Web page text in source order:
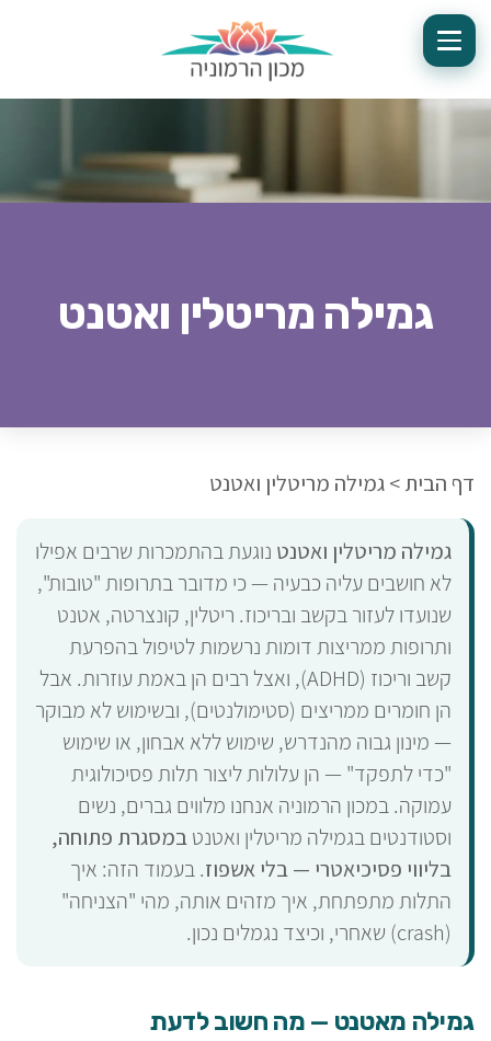
גמילה מריטלין ואטנט
דף הבית>גמילה מריטלין ואטנט
גמילה מריטלין ואטנט נוגעת בהתמכרות שרבים אפילו
לא חושבים עליה כבעיה — כי מדובר בתרופות "טובות",
שנועדו לעזור בקשב ובריכוז. ריטלין, קונצרטה, אטנט
ותרופות ממריצות דומות נרשמות לטיפול בהפרעת
קשב וריכוז (ADHD), ואצל רבים הן באמת עוזרות. אבל
הן חומרים ממריצים (סטימולנטים), ובשימוש לא מבוקר
— מינון גבוה מהנדרש, שימוש ללא אבחון, או שימוש
"כדי לתפקד" — הן עלולות ליצור תלות פסיכולוגית
עמוקה. במכון הרמוניה אנחנו מלווים גברים, נשים
וסטודנטים בגמילה מריטלין ואטנטבמסגרת פתוחה,
בליווי פסיכיאטרי — בלי אשפוז. בעמוד הזה: איך
התלות מתפתחת, איך מזהים אותה, מהי "הצניחה"
(crash) שאחרי, וכיצד נגמלים נכון.
גמילה מאטנט — מה חשוב לדעת